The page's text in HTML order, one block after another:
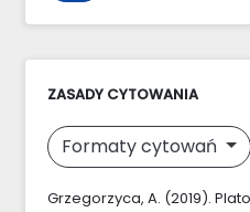
ZASADY CYTOWANIA
Formaty cytowań
Grzegorzyca, A. (2019).